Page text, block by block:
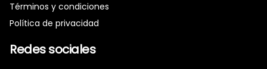
Términos y condiciones
Política de privacidad
Redes sociales